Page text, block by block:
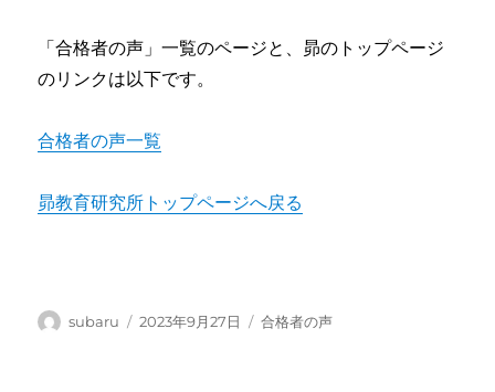
「合格者の声」一覧のページと、昴のトップページ
のリンクは以下です。
合格者の声一覧
昴教育研究所トップページへ戻る
投
subaru
投
2023年9月27日
カ
合格者の声